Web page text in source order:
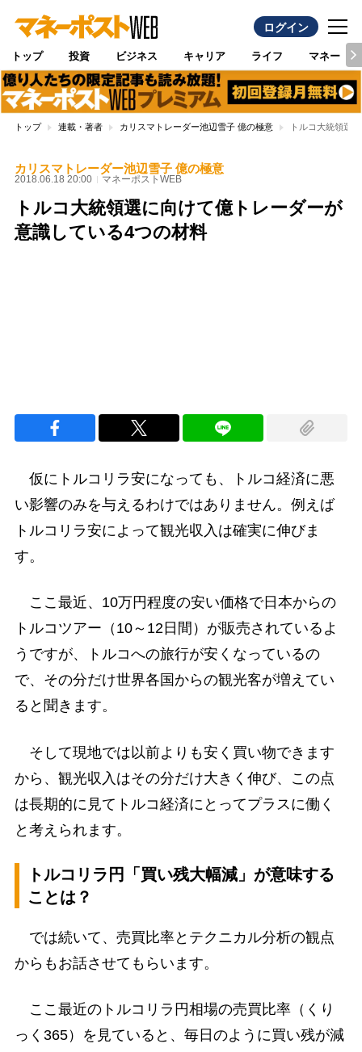
ログイン
トップ 投資 ビジネス キャリア ライフ マネー
トップ 連載・著者 カリスマトレーダー池辺雪子 億の極意 トルコ大統領選
カリスマトレーダー池辺雪子 億の極意
2018.06.18 20:00 マネーポストWEB
トルコ大統領選に向けて億トレーダーが
意識している4つの材料
仮にトルコリラ安になっても、トルコ経済に悪
い影響のみを与えるわけではありません。例えば
トルコリラ安によって観光収入は確実に伸びま
す。
ここ最近、10万円程度の安い価格で日本からの
トルコツアー（10～12日間）が販売されているよ
うですが、トルコへの旅行が安くなっているの
で、その分だけ世界各国からの観光客が増えてい
ると聞きます。
そして現地では以前よりも安く買い物できます
から、観光収入はその分だけ大きく伸び、この点
は長期的に見てトルコ経済にとってプラスに働く
と考えられます。
トルコリラ円「買い残大幅減」が意味する
ことは？
では続いて、売買比率とテクニカル分析の観点
からもお話させてもらいます。
ここ最近のトルコリラ円相場の売買比率（くり
っく365）を見ていると、毎日のように買い残が減